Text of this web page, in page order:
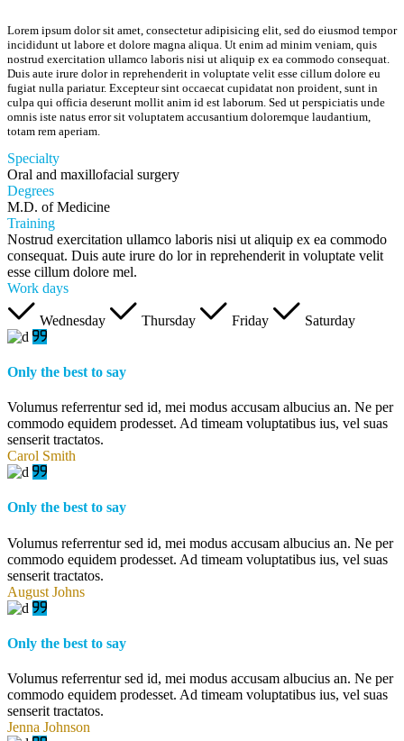
Lorem ipsum dolor sit amet, consectetur adipisicing elit, sed do eiusmod tempor
incididunt ut labore et dolore magna aliqua. Ut enim ad minim veniam, quis
nostrud exercitation ullamco laboris nisi ut aliquip ex ea commodo consequat.
Duis aute irure dolor in reprehenderit in voluptate velit esse cillum dolore eu
fugiat nulla pariatur. Excepteur sint occaecat cupidatat non proident, sunt in
culpa qui officia deserunt mollit anim id est laborum. Sed ut perspiciatis unde
omnis iste natus error sit voluptatem accusantium doloremque laudantium,
totam rem aperiam.
Specialty
Oral and maxillofacial surgery
Degrees
M.D. of Medicine
Training
Nostrud exercitation ullamco laboris nisi ut aliquip ex ea commodo
consequat. Duis aute irure do lor in reprehenderit in voluptate velit
esse cillum dolore mel.
Work days
Wednesday Thursday Friday Saturday
Only the best to say
Volumus referrentur sed id, mei modus accusam albucius an. Ne per
commodo equidem prodesset. Ad timeam voluptatibus ius, vel suas
senserit tractatos.
Carol Smith
Only the best to say
Volumus referrentur sed id, mei modus accusam albucius an. Ne per
commodo equidem prodesset. Ad timeam voluptatibus ius, vel suas
senserit tractatos.
August Johns
Only the best to say
Volumus referrentur sed id, mei modus accusam albucius an. Ne per
commodo equidem prodesset. Ad timeam voluptatibus ius, vel suas
senserit tractatos.
Jenna Johnson